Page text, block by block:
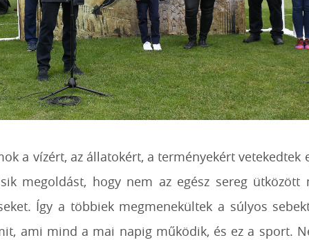
a vízért, az állatokért, a terményekért vetekedtek
megoldást, hogy nem az egész sereg ütközött
Így a többiek megmenekültek a súlyos
ami mind a mai napig működik, és ez a sport.